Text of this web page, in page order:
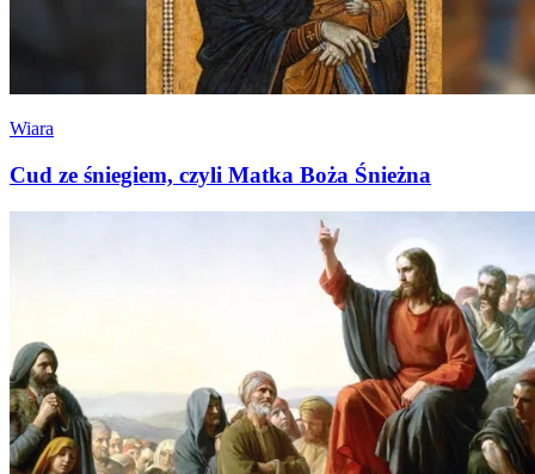
Wiara
Cud ze śniegiem, czyli Matka Boża Śnieżna